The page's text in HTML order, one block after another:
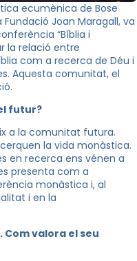
ecumènica de Bose
Joan Maragall, va
“Bíblia i
la relació entre
com a recerca de Déu i
Aquesta comunitat, el
futur?
a la comunitat futura.
la vida monàstica.
en recerca ens vénen a
presenta com a
monàstica i, al
i en la
Com valora el seu